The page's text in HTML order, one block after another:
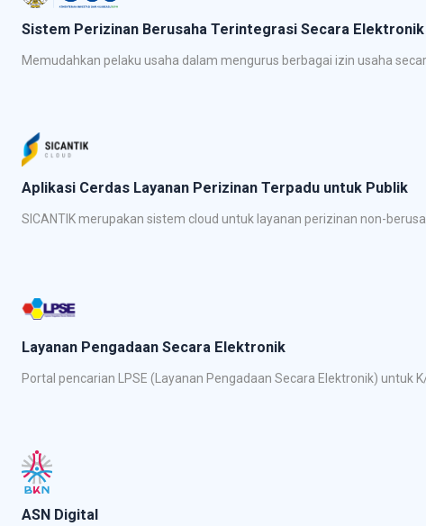
Sistem Perizinan Berusaha Terintegrasi Secara Elektronik
Memudahkan pelaku usaha dalam mengurus berbagai izin usaha
Aplikasi Cerdas Layanan Perizinan Terpadu untuk Publik
SICANTIK merupakan sistem cloud untuk layanan perizinan non-
Layanan Pengadaan Secara Elektronik
Portal pencarian LPSE (Layanan Pengadaan Secara Elektronik) untuk
ASN Digital